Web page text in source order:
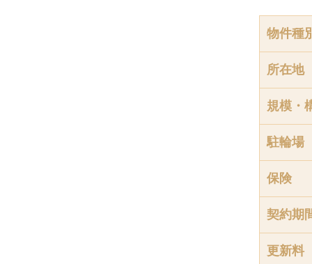
物件種
所在地
規模・
駐輪場
保険
契約期
更新料